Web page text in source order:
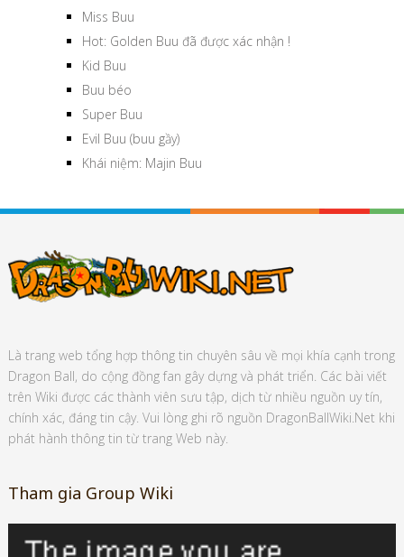
Miss Buu
Hot: Golden Buu đã được xác nhận !
Kid Buu
Buu béo
Super Buu
Evil Buu (buu gầy)
Khái niệm: Majin Buu
Là trang web tổng hợp thông tin chuyên sâu về mọi khía cạnh trong
Dragon Ball, do cộng đồng fan gây dựng và phát triển. Các bài viết
trên Wiki được các thành viên sưu tập, dịch từ nhiều nguồn uy tín,
chính xác, đáng tin cậy. Vui lòng ghi rõ nguồn DragonBallWiki.Net khi
phát hành thông tin từ trang Web này.
Tham gia Group Wiki